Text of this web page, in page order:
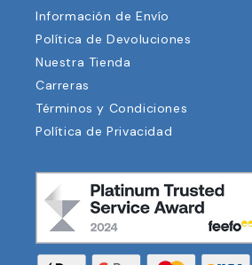
Información de Envío
Política de Devoluciones
Nuestra Tienda
Carreras
Términos y Condiciones
Política de Privacidad